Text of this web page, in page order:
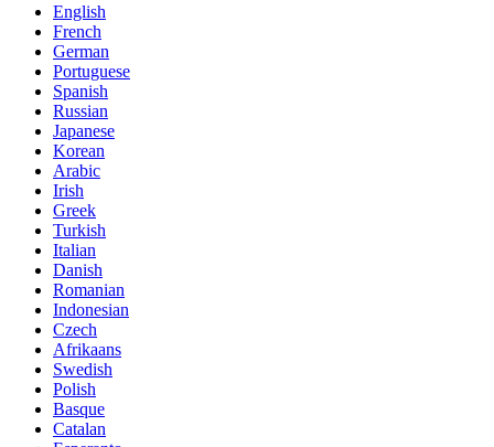
English
French
German
Portuguese
Spanish
Russian
Japanese
Korean
Arabic
Irish
Greek
Turkish
Italian
Danish
Romanian
Indonesian
Czech
Afrikaans
Swedish
Polish
Basque
Catalan